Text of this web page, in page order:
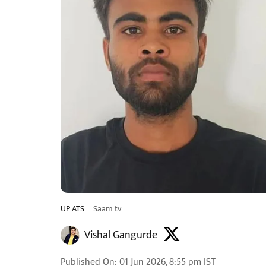
UP ATS Saam tv
Vishal Gangurde
Published On:01 Jun 2026, 8:55 pm IST